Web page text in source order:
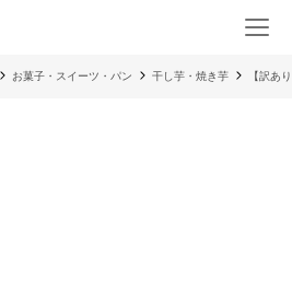
お菓子・スイーツ・パン 干し芋・焼き芋 【訳あ